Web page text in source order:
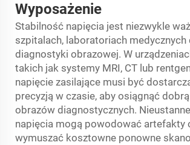
Wyposażenie
Stabilność napięcia jest niezwykle
szpitalach, laboratoriach medycznych
diagnostyki obrazowej. W
takich jak systemy MRI, CT lub
napięcie zasilające musi być
precyzją w czasie, aby osiągnąć
obrazów diagnostycznych.
napięcia mogą powodować artefakty
wymuszać kosztowne ponowne